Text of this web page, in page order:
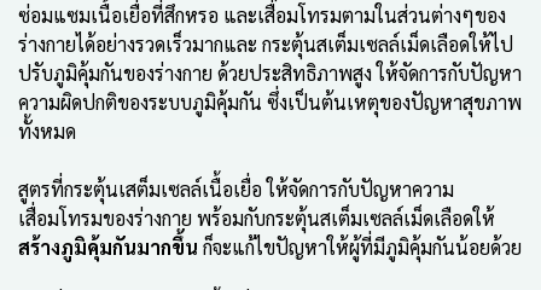
ซ่อมแซมเนื้อเยื่อที่สึกหรอ และเสื่อมโทรมตามในส่วนต่างๆของ
ร่างกายได้อย่างรวดเร็วมากและ กระตุ้นสเต็มเซลล์เม็ดเลือดให้ไป
ปรับภูมิคุ้มกันของร่างกาย ด้วยประสิทธิภาพสูง ให้จัดการกับปัญหา
ความผิดปกติของระบบภูมิคุ้มกัน ซึ่งเป็นต้นเหตุของปัญหาสุขภาพ
ทั้งหมด
สูตรที่กระตุ้นเสต็มเซลล์เนื้อเยื่อ ให้จัดการกับปัญหาความ
เสื่อมโทรมของร่างกาย พร้อมกับกระตุ้นสเต็มเซลล์เม็ดเลือดให้
สร้างภูมิคุ้มกันมากขึ้น ก็จะแก้ไขปัญหาให้ผู้ที่มีภูมิคุ้มกันน้อยด้วย